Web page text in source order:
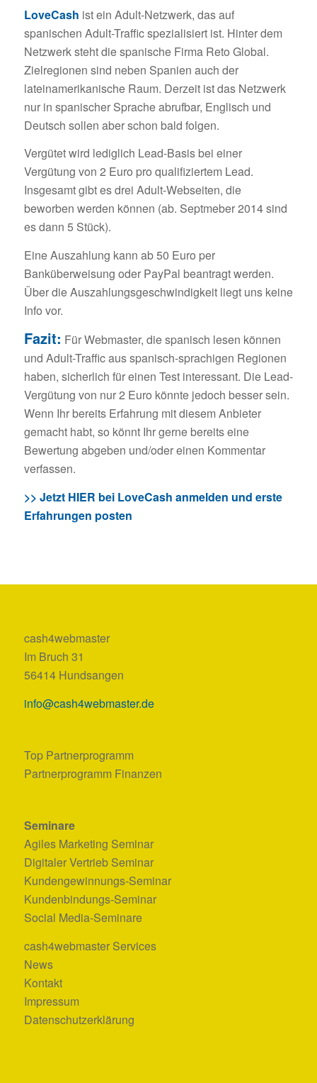
LoveCash ist ein Adult-Netzwerk, das auf
spanischen Adult-Traffic spezialisiert ist. Hinter dem
Netzwerk steht die spanische Firma Reto Global.
Zielregionen sind neben Spanien auch der
lateinamerikanische Raum. Derzeit ist das Netzwerk
nur in spanischer Sprache abrufbar, Englisch und
Deutsch sollen aber schon bald folgen.
Vergütet wird lediglich Lead-Basis bei einer
Vergütung von 2 Euro pro qualifiziertem Lead.
Insgesamt gibt es drei Adult-Webseiten, die
beworben werden können (ab. Septmeber 2014 sind
es dann 5 Stück).
Eine Auszahlung kann ab 50 Euro per
Banküberweisung oder PayPal beantragt werden.
Über die Auszahlungsgeschwindigkeit liegt uns keine
Info vor.
Fazit: Für Webmaster, die spanisch lesen können
und Adult-Traffic aus spanisch-sprachigen Regionen
haben, sicherlich für einen Test interessant. Die Lead-
Vergütung von nur 2 Euro könnte jedoch besser sein.
Wenn Ihr bereits Erfahrung mit diesem Anbieter
gemacht habt, so könnt Ihr gerne bereits eine
Bewertung abgeben und/oder einen Kommentar
verfassen.
>> Jetzt HIER bei LoveCash anmelden und erste
Erfahrungen posten
cash4webmaster
Im Bruch 31
56414 Hundsangen
info@cash4webmaster.de
Top Partnerprogramm
Partnerprogramm Finanzen
Seminare
Agiles Marketing Seminar
Digitaler Vertrieb Seminar
Kundengewinnungs-Seminar
Kundenbindungs-Seminar
Social Media-Seminare
cash4webmaster Services
News
Kontakt
Impressum
Datenschutzerklärung